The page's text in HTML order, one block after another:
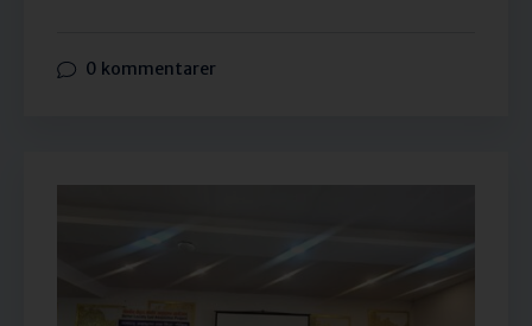
0 kommentarer